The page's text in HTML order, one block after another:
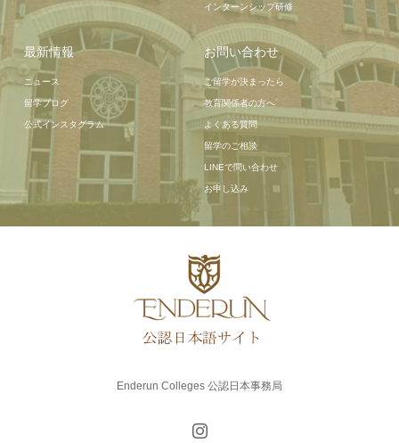
インターンシップ研修
最新情報
ニュース
留学ブログ
公式インスタグラム
お問い合わせ
ご留学が決まったら
教育関係者の方へ
よくある質問
留学のご相談
LINEで問い合わせ
お申し込み
Enderun Colleges 公認日本事務局